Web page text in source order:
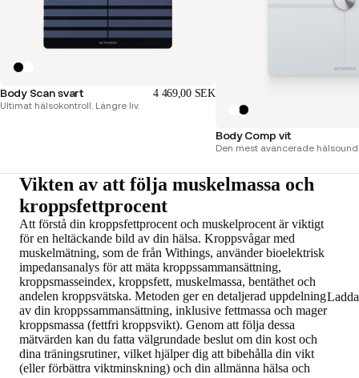
Body Scan svart 4 469,00 SEK
Ultimat hälsokontroll. Längre liv.
Body Comp vit
Den mest avancerade
Vikten av att följa muskelmassa och
kroppsfettprocent
Att förstå din kroppsfettprocent och muskelprocent är viktigt
för en heltäckande bild av din hälsa. Kroppsvågar med
muskelmätning, som de från Withings, använder bioelektrisk
impedansanalys för att mäta kroppssammansättning,
kroppsmasseindex, kroppsfett, muskelmassa, bentäthet och
andelen kroppsvätska. Metoden ger en detaljerad uppdelning
av din kroppssammansättning, inklusive fettmassa och mager
kroppsmassa (fettfri kroppsvikt). Genom att följa dessa
mätvärden kan du fatta välgrundade beslut om din kost och
dina träningsrutiner, vilket hjälper dig att bibehålla din vikt
(eller förbättra viktminskning) och din allmänna hälsa och